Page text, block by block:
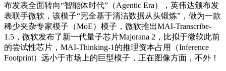
布发表全面转向“智能体时代”（Agentic Era），英伟达颁布发
表联手微软，该模子“完全基于清洁数据从头锻炼”，做为一款
稀少夹杂专家模子（MoE）模子，微软推出MAI-Transcribe-
1.5，微软发布了新一代量子芯片Majorana 2，比拟于微软此前
的尝试性芯片，MAI-Thinking-1的推理资本占用（Inference
Footprint）远小于市场上的巨型模子，正在图像方面，不外！